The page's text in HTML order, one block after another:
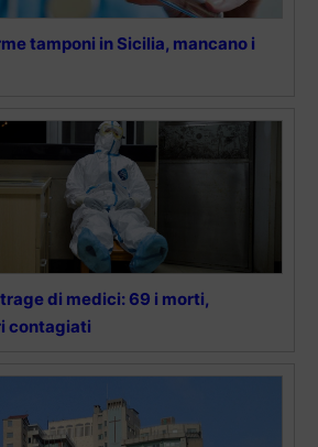
tamponi in Sicilia, mancano i
di medici: 69 i morti,
contagiati